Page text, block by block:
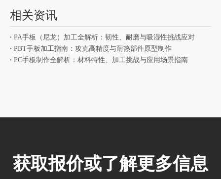
相关资讯
PA手板（尼龙）加工全解析：韧性、耐磨与吸湿性挑战应对
PBT手板加工指南：攻克高精度与耐热部件原型制作
PC手板制作全解析：材料特性、加工挑战与应用场景指南
获取报价或了解更多信息